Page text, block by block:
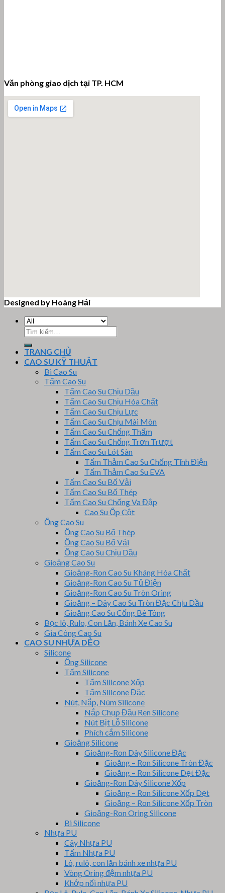
Văn phòng giao dịch tại TP. HCM
Designed by Hoàng Hải
Tìm
kiếm:
TRANG CHỦ
CAO SU KỸ THUẬT
Bi Cao Su
Tấm Cao Su
Tấm Cao Su Chịu Dầu
Tấm Cao Su Chịu Hóa Chất
Tấm Cao Su Chịu Lực
Tấm Cao Su Chịu Mài Mòn
Tấm Cao Su Chống Thấm
Tấm Cao Su Chống Trơn Trượt
Tấm Cao Su Lót Sàn
Tấm Thảm Cao Su Chống Tĩnh Điện
Tấm Thảm Cao Su EVA
Tấm Cao Su Bố Vải
Tấm Cao Su Bố Thép
Tấm Cao Su Chống Va Đập
Cao Su Ốp Cột
Ống Cao Su
Ống Cao Su Bố Thép
Ống Cao Su Bố Vải
Ống Cao Su Chịu Dầu
Gioăng Cao Su
Gioăng-Ron Cao Su Kháng Hóa Chất
Gioăng-Ron Cao Su Tủ Điện
Gioăng-Ron Cao Su Tròn Oring
Gioăng – Dây Cao Su Tròn Đặc Chịu Dầu
Gioăng Cao Su Cống Bê Tông
Bọc lô, Rulo, Con Lăn, Bánh Xe Cao Su
Gia Công Cao Su
CAO SU NHỰA DẺO
Silicone
Ống Silicone
Tấm Silicone
Tấm Silicone Xốp
Tấm Silicone Đặc
Nút, Nắp, Núm Silicone
Nắp Chụp Đầu Ren Silicone
Nút Bịt Lỗ Silicone
Phích cắm Silicone
Gioăng Silicone
Gioăng-Ron Dây Silicone Đặc
Gioăng – Ron Silicone Tròn Đặc
Gioăng – Ron Silicone Dẹt Đặc
Gioăng-Ron Dây Silicone Xốp
Gioăng – Ron Silicone Xốp Dẹt
Gioăng – Ron Silicone Xốp Tròn
Gioăng-Ron Oring Silicone
Bi Silicone
Nhựa PU
Cây Nhựa PU
Tấm Nhựa PU
Lô, rulô, con lăn bánh xe nhựa PU
Vòng Oring đệm nhựa PU
Khớp nối nhựa PU